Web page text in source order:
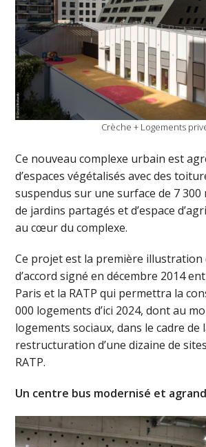
Crèche + Logements
Ce nouveau complexe urbain est
d’espaces végétalisés avec des
suspendus sur une surface de 7 300
de jardins partagés et d’espace
au cœur du complexe.
Ce projet est la première
d’accord signé en décembre 2014
Paris et la RATP qui permettra la
000 logements d’ici 2024, dont au
logements sociaux, dans le cadre de
restructuration d’une dizaine de
RATP.
Un centre bus modernisé et